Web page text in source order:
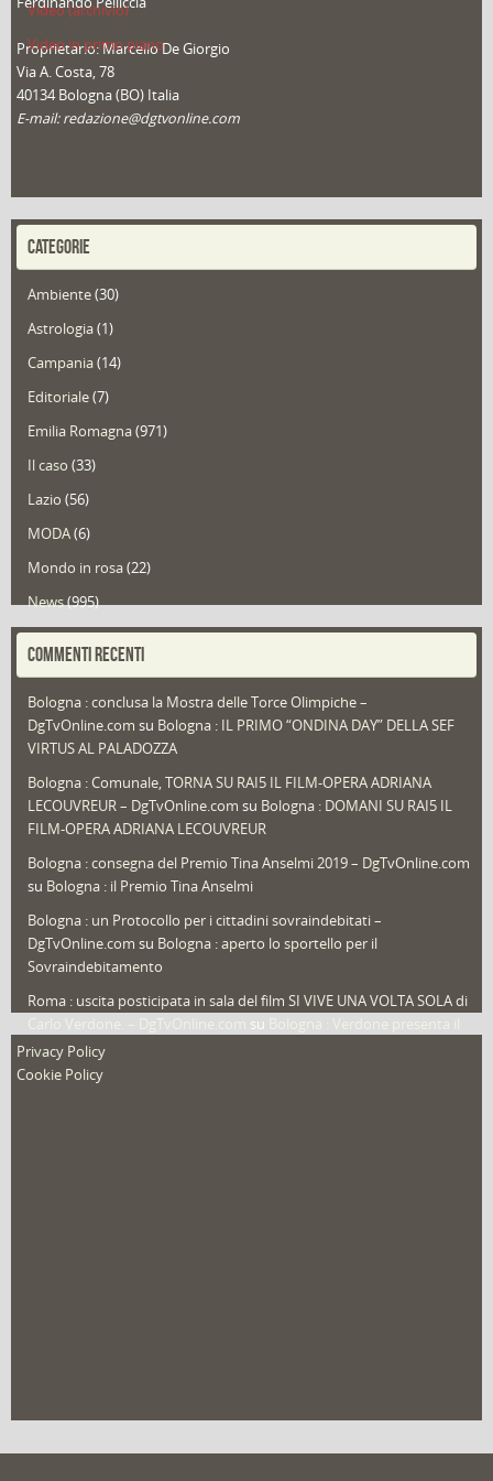
Video (archivio)
Video in primo piano
Proprietario: Marcello De Giorgio
Via A. Costa, 78
40134 Bologna (BO) Italia
E-mail: redazione@dgtvonline.com
CATEGORIE
Ambiente(30)
Astrologia(1)
Campania(14)
Editoriale(7)
Emilia Romagna(971)
Il caso (33)
Lazio (56)
MODA(6)
Mondo in rosa(22)
News(995)
Portfolio(1)
Redazioni(1.052)
Speciali (22)
Sport
That's Bologna Magazine(25)
Video (archivio) (263)
COMMENTI RECENTI
Bologna : conclusa la Mostra delle Torce Olimpiche –
DgTvOnline.com su Bologna : IL PRIMO “ONDINA DAY” DELLA SEF
VIRTUS AL PALADOZZA
Bologna : Comunale, TORNA SU RAI5 IL FILM-OPERA ADRIANA
LECOUVREUR – DgTvOnline.com su Bologna : DOMANI SU RAI5 IL
FILM-OPERA ADRIANA LECOUVREUR
Bologna : consegna del Premio Tina Anselmi 2019 – DgTvOnline.com
su Bologna : il Premio Tina Anselmi
Bologna : un Protocollo per i cittadini sovraindebitati –
DgTvOnline.com su Bologna : aperto lo sportello per il
Sovraindebitamento
Roma : uscita posticipata in sala del film SI VIVE UNA VOLTA SOLA di
su
nuovo film
Privacy Policy
Cookie Policy